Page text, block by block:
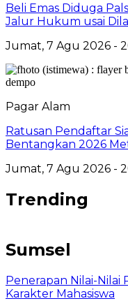
Beli Emas Diduga
Jalur Hukum usai
Jumat, 7 Agu 2026 -
Pagar Alam
Ratusan Pendaftar
Bentangkan 2026
Jumat, 7 Agu 2026 -
Trending
Sumsel
Penerapan Nilai-Nilai
Karakter Mahasiswa